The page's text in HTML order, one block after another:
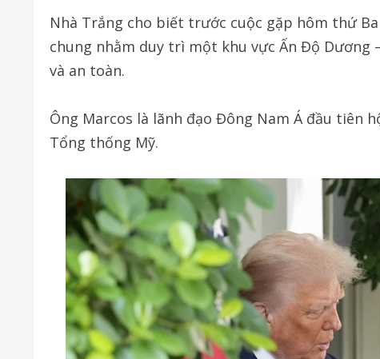
Nhà Trắng cho biết trước cuộc gặp hôm thứ
chung nhằm duy trì một khu vực Ấn Độ
và an toàn.
Ông Marcos là lãnh đạo Đông Nam Á đầu tiên
Tổng thống Mỹ.